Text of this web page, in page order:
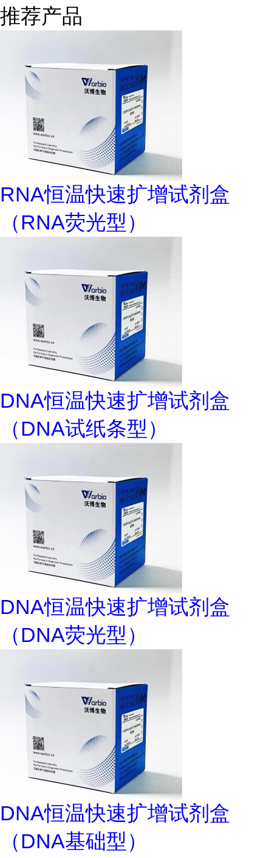
推荐产品
RNA恒温快速扩增试剂盒
（RNA荧光型）
DNA恒温快速扩增试剂盒
（DNA试纸条型）
DNA恒温快速扩增试剂盒
（DNA荧光型）
DNA恒温快速扩增试剂盒
（DNA基础型）